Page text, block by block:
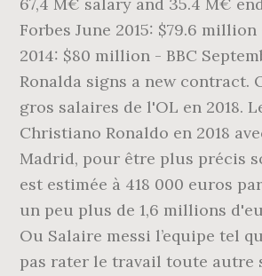
Forbes June 2015: $79.6
2014: $80 million - BBC
Ronalda signs a new contract.
gros salaires de l'OL en 2018.
Christiano Ronaldo en 2018
Madrid, pour être plus précis
est estimée à 418 000 euros
un peu plus de 1,6 millions
Ou Salaire messi l’equipe tel
pas rater le travail toute autre